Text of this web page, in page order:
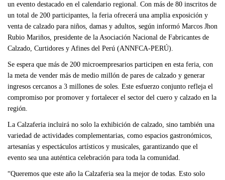
un evento destacado en el calendario regional. Con más de 80 inscritos de
un total de 200 participantes, la feria ofrecerá una amplia exposición y
venta de calzado para niños, damas y adultos, según informó Marcos Jhon
Rubio Mariños, presidente de la Asociación Nacional de Fabricantes de
Calzado, Curtidores y Afines del Perú (ANNFCA-PERÚ).
Se espera que más de 200 microempresarios participen en esta feria, con
la meta de vender más de medio millón de pares de calzado y generar
ingresos cercanos a 3 millones de soles. Este esfuerzo conjunto refleja el
compromiso por promover y fortalecer el sector del cuero y calzado en la
región.
La Calzaferia incluirá no solo la exhibición de calzado, sino también una
variedad de actividades complementarias, como espacios gastronómicos,
artesanías y espectáculos artísticos y musicales, garantizando que el
evento sea una auténtica celebración para toda la comunidad.
“Queremos que este año la Calzaferia sea la mejor de todas. Esto solo